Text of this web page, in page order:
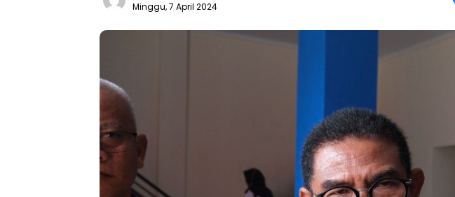
Minggu, 7 April 2024